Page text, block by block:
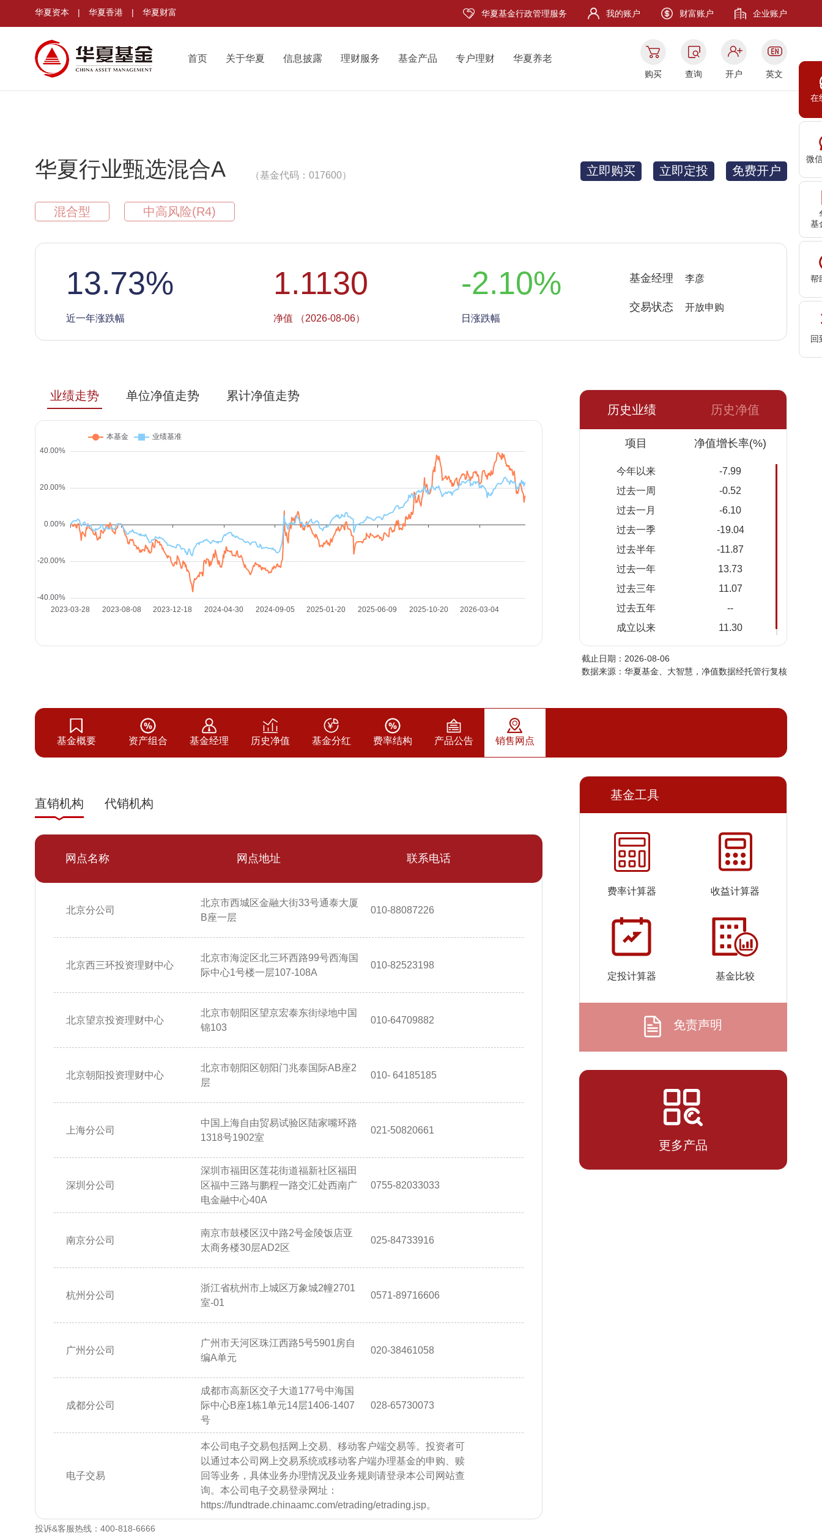
在
微
基
帮
回
华夏资本 | 华夏香港 | 华夏财富 华夏基金行政管理服务 我的账户 财富账户 企业账户
首页 关于华夏 信息披露 理财服务 基金产品 专户理财 华夏养老
购买 查询 开户 英文
华夏行业甄选混合A （基金代码：017600）
混合型 中高风险(R4)
立即购买 立即定投 免费开户
13.73%
近一年涨跌幅
1.1130
净值 （2026-08-06）
-2.10%
日涨跌幅
基金经理 李彦
交易状态 开放申购
业绩走势 单位净值走势
累计净值走势
历史业绩
历史净值
项目 净值增长率(%)
今年以来
-7.99
过去一周
-0.52
过去一月
-6.10
过去一季
-19.04
过去半年
-11.87
过去一年
13.73
过去三年
11.07
过去五年
--
成立以来
11.30
净值
累计净
2026-
1.1130
08-05
2026-
08-04
1.1227
2026-
08-03
1.1238
2026-
1.1182
2026-
07-30
1.1188 1.1188
07-29
07-27
2026-
1.0764
2026-
07-23
1.0873
2026-
1.0614
2026-
1.0763
1.0607
07-17
2026-
1.0851 1.0851
07-15
1.0849
2026-
1.0834 1.0834
1.0794
截止日期：2026-08-06
数据来源：华夏基金、大智慧，净值数据经托管行复核
基金概要 资产组合 基金经理 历史净值 基金分红 费率结构 产品公告 销售网点
直销机构 代销机构
网点名称 网点地址 联系电话
北京分公司
北京市西城区金融大街33号通泰大厦
B座一层
010-88087226
北京西三环投资理财中心
北京市海淀区北三环西路99号西海国
际中心1号楼一层107-108A
010-82523198
北京望京投资理财中心
北京市朝阳区望京宏泰东街绿地中国
锦103
010-64709882
北京朝阳投资理财中心
北京市朝阳区朝阳门兆泰国际AB座2
层
010- 64185185
上海分公司
中国上海自由贸易试验区陆家嘴环路
1318号1902室
021-50820661
深圳分公司
深圳市福田区莲花街道福新社区福田
区福中三路与鹏程一路交汇处西南广
电金融中心40A
0755-82033033
南京分公司
南京市鼓楼区汉中路2号金陵饭店亚
太商务楼30层AD2区
025-84733916
杭州分公司
浙江省杭州市上城区万象城2幢2701
室-01
0571-89716606
广州分公司
广州市天河区珠江西路5号5901房自
编A单元
020-38461058
成都分公司
成都市高新区交子大道177号中海国
际中心B座1栋1单元14层1406-1407
号
028-65730073
电子交易
本公司电子交易包括网上交易、移动客户端交易等。投资者可
以通过本公司网上交易系统或移动客户端办理基金的申购、赎
回等业务，具体业务办理情况及业务规则请登录本公司网站查
询。本公司电子交易登录网址：
https://fundtrade.chinaamc.com/etrading/etrading.jsp。
投诉&客服热线：400-818-6666
基金工具
费率计算器 收益计算器
定投计算器 基金比较
免责声明
更多产品